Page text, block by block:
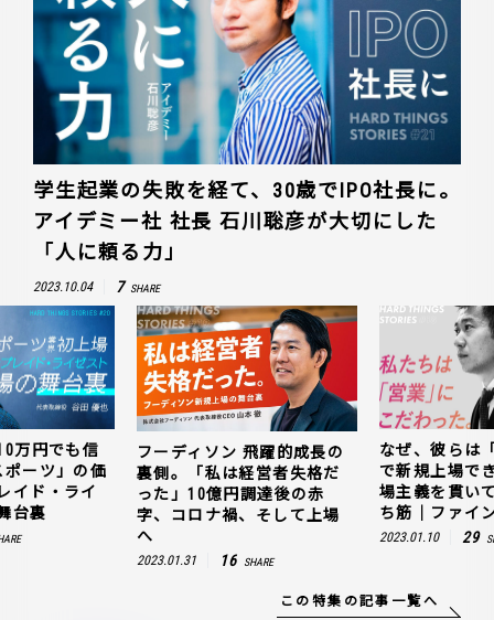
学生起業の失敗を経て、30歳でIPO社長に。
アイデミー社 社長 石川聡彦が大切にした
「人に頼る力」
2023.10.04 7 SHARE
万円でも信
ーツ」の価
イド・ライ
台裏
フーディソン 飛躍的成長の
裏側。「私は経営者失格だ
った」10億円調達後の赤
字、コロナ禍、そして上場
へ
2023.01.31 16 SHARE
なぜ、彼らは
で新規上場で
場主義を貫い
ち筋｜ファイ
2023.01.10 29
この特集の記事一覧へ